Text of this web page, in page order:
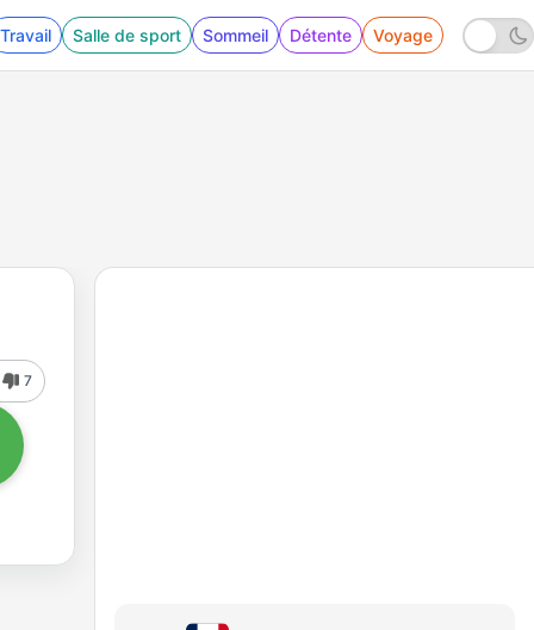
Travail Salle de sport Sommeil Détente Voyage
7